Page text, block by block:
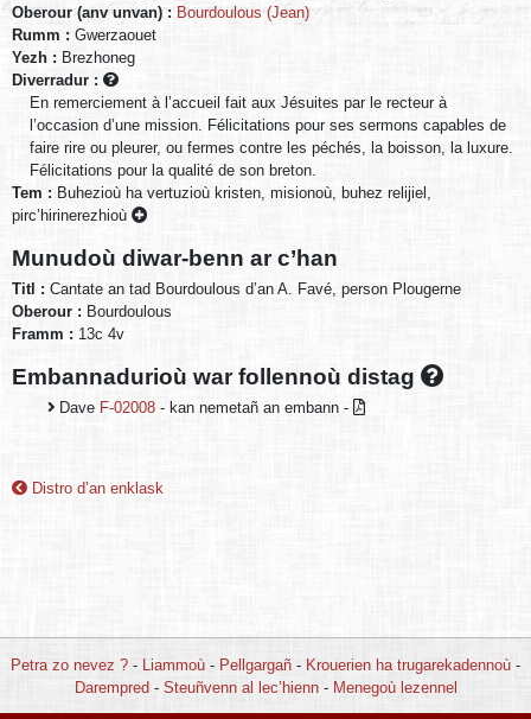
Oberour (anv unvan) : Bourdoulous (Jean)
Rumm : Gwerzaouet
Yezh : Brezhoneg
Diverradur :
En remerciement à l’accueil fait aux Jésuites par le recteur à
l’occasion d’une mission. Félicitations pour ses sermons capables de
faire rire ou pleurer, ou fermes contre les péchés, la boisson, la luxure.
Félicitations pour la qualité de son breton.
Tem : Buhezioù ha vertuzioù kristen, misionoù, buhez relijiel,
pirc’hirinerezhioù
Munudoù diwar-benn ar c’han
Titl : Cantate an tad Bourdoulous d’an A. Favé, person Plougerne
Oberour : Bourdoulous
Framm : 13c 4v
Embannadurioù war follennoù distag
Dave F-02008 - kan nemetañ an embann -
Distro d’an enklask
Petra zo nevez ? - Liammoù - Pellgargañ - Krouerien ha trugarekadennoù -
Darempred- Steuñvenn al lec’hienn- Menegoù lezennel